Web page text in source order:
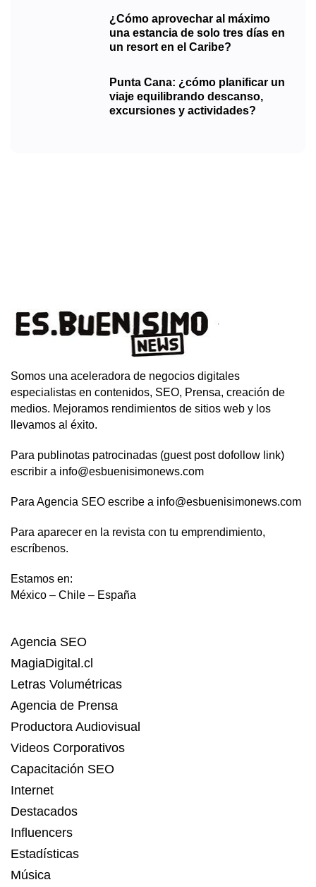
¿Cómo aprovechar al máximo
una estancia de solo tres días en
un resort en el Caribe?
Punta Cana: ¿cómo planificar un
viaje equilibrando descanso,
excursiones y actividades?
Somos una aceleradora de negocios digitales
especialistas en contenidos, SEO, Prensa, creación de
medios. Mejoramos rendimientos de sitios web y los
llevamos al éxito.
Para publinotas patrocinadas (guest post dofollow link)
escribir a info@esbuenisimonews.com
Para Agencia SEO escribe a info@esbuenisimonews.com
Para aparecer en la revista con tu emprendimiento,
escríbenos.
Estamos en:
México – Chile – España
Agencia SEO
MagiaDigital.cl
Letras Volumétricas
Agencia de Prensa
Productora Audiovisual
Videos Corporativos
Capacitación SEO
Internet
Destacados
Influencers
Estadísticas
Música